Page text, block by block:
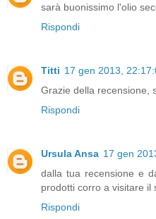
sarà buonissimo l'olio
Rispondi
Titti 17 gen 2013,
Grazie della recensione,
Rispondi
Ursula Ansa 17 gen
dalla tua recensione e
prodotti corro a visitare il
Rispondi